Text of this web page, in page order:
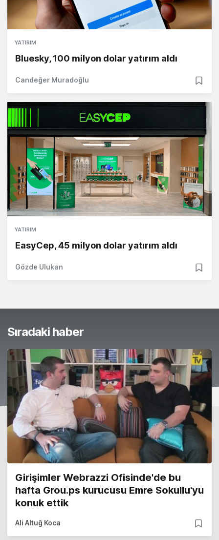
YATIRIM
Bluesky, 100 milyon dolar yatırım aldı
Candeğer Muradoğlu
YATIRIM
EasyCep, 45 milyon dolar yatırım aldı
Gözde Ulukan
Sıradaki haber
Girişimler Webrazzi Ofisinde'de bu
hafta Grou.ps kurucusu Emre Sokullu'yu
konuk ettik
Ali Altuğ Koca